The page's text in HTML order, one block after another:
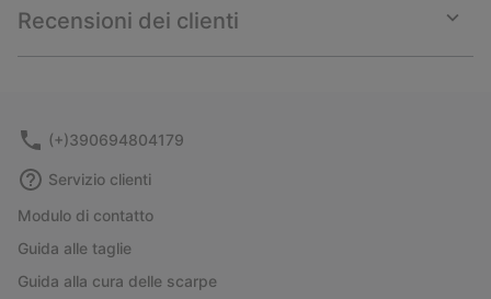
Recensioni dei clienti
or
(+)390694804179
Servizio clienti
Modulo di contatto
Guida alle taglie
Guida alla cura delle scarpe